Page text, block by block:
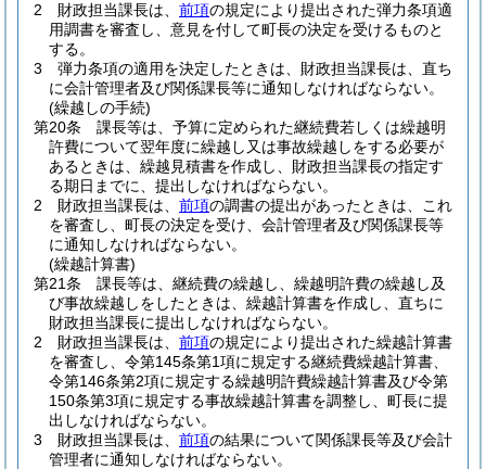
2
財政担当課長は、 前項の規定により提出された弾力条項適
用調書を審査し、意見を付して町長の決定を受けるものと
する。
3
弾力条項の適用を決定したときは、財政担当課長は、直ち
に会計管理者及び関係課長等に通知しなければならない。
(繰越しの手続)
第20条
課長等は、予算に定められた継続費若しくは繰越明
許費について翌年度に繰越し又は事故繰越しをする必要が
あるときは、繰越見積書を作成し、財政担当課長の指定す
る期日までに、提出しなければならない。
2
財政担当課長は、 前項の調書の提出があったときは、これ
を審査し、町長の決定を受け、会計管理者及び関係課長等
に通知しなければならない。
(繰越計算書)
第21条
課長等は、継続費の繰越し、繰越明許費の繰越し及
び事故繰越しをしたときは、繰越計算書を作成し、直ちに
財政担当課長に提出しなければならない。
2
財政担当課長は、 前項の規定により提出された繰越計算書
を審査し、令第145条第1項に規定する継続費繰越計算書、
令第146条第2項に規定する繰越明許費繰越計算書及び令第
150条第3項に規定する事故繰越計算書を調整し、町長に提
出しなければならない。
3
財政担当課長は、 前項の結果について関係課長等及び会計
管理者に通知しなければならない。